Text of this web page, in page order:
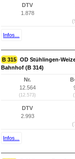
DTV
1.878
Infos...
B 315 OD Stühlingen-
Bahnhof (B 314)
Nr.
12.564
(12.573)
DTV
2.993
Infos...